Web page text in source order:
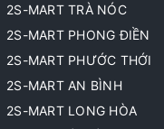
2S-MART TRÀ NÓC
2S-MART PHONG ĐIỀN
2S-MART PHƯỚC THỚI
2S-MART AN BÌNH
2S-MART LONG HÒA